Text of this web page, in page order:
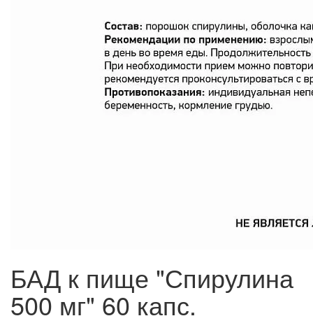
БАД к пище "Спирулина
500 мг" 60 капс.